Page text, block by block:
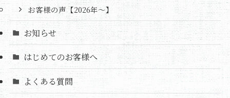
お客様の声【2026年～】
お知らせ
はじめてのお客様へ
よくある質問